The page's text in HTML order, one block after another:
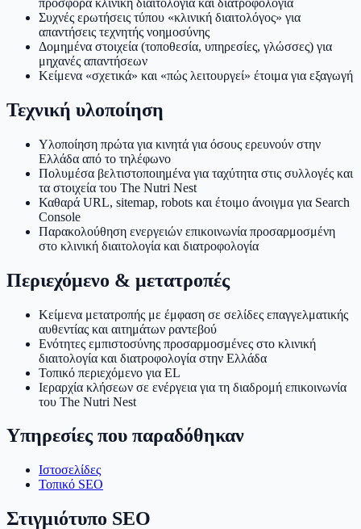
Συχνές ερωτήσεις τύπου «κλινική διαιτολόγος» για
απαντήσεις τεχνητής νοημοσύνης
Δομημένα στοιχεία (τοποθεσία, υπηρεσίες, γλώσσες) για
μηχανές απαντήσεων
Κείμενα «σχετικά» και «πώς λειτουργεί» έτοιμα για εξαγωγή
Τεχνική υλοποίηση
Υλοποίηση πρώτα για κινητά για όσους ερευνούν στην
Ελλάδα από το τηλέφωνο
Πολυμέσα βελτιστοποιημένα για ταχύτητα στις συλλογές και
τα στοιχεία του The Nutri Nest
Καθαρά URL, sitemap, robots και έτοιμο άνοιγμα για Search
Console
Παρακολούθηση ενεργειών επικοινωνία προσαρμοσμένη
στο κλινική διαιτολογία και διατροφολογία
Περιεχόμενο & μετατροπές
Κείμενα μετατροπής με έμφαση σε σελίδες επαγγελματικής
αυθεντίας και αιτημάτων ραντεβού
Ενότητες εμπιστοσύνης προσαρμοσμένες στο κλινική
διαιτολογία και διατροφολογία στην Ελλάδα
Τοπικό περιεχόμενο για EL
Ιεραρχία κλήσεων σε ενέργεια για τη διαδρομή επικοινωνία
του The Nutri Nest
Υπηρεσίες που παραδόθηκαν
Ιστοσελίδες
Τοπικό SEO
Στιγμιότυπο SEO